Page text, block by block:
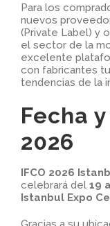
Para los
nuevos
(Private Label) y
el sector de la
excelente
con fabricantes
tendencias de la
Fecha
2026
IFCO 2026
celebrará del 19
Istanbul Expo